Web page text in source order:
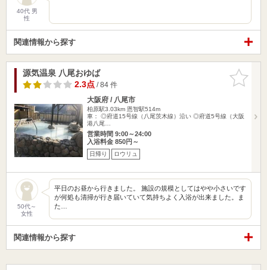
40代 男
性
関連情報から探す
お気に入
りに追加
源気温泉 八尾おゆば
2.3点/ 84 件
大阪府 / 八尾市
柏原駅3.03km 恩智駅514m
車： ◎府道15号線（八尾茨木線）沿い ◎府道5号線（大阪
港八尾…
営業時間 9:00～24:00
入浴料金 850円～
日帰り ロウリュ
50代～
女性
平日のお昼から行きました。 施設の規模としてはやや小さいです
が何処も清掃が行き届いていて気持ちよく入浴が出来ました。ま
た…
関連情報から探す